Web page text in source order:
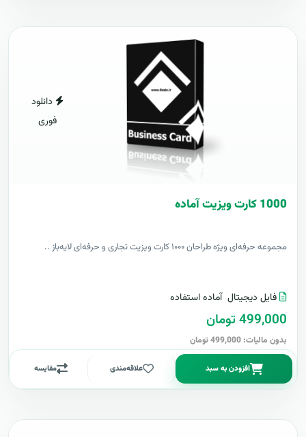
دانلود
فوری
1000 کارت ويزيت آماده
مجموعه حرفه‌ای ویژه طراحان ۱۰۰۰ کارت ویزیت تجاری و حرفه‌ای لایه‌باز ..
فایل دیجیتال آماده استفاده
499,000 تومان
بدون مالیات: 499,000 تومان
افزودن به سبد علاقه‌مندی مقایسه